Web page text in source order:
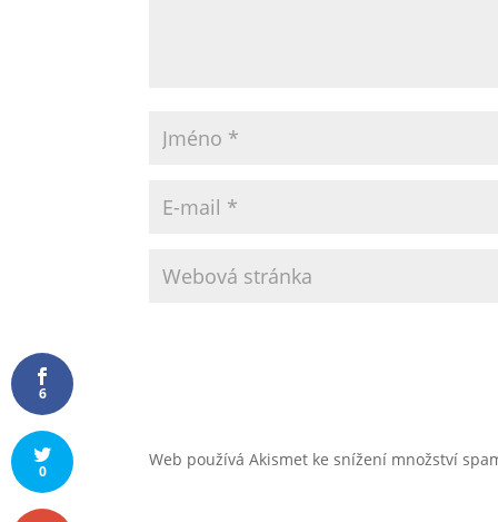
Web používá Akismet ke snížení množství
6
0